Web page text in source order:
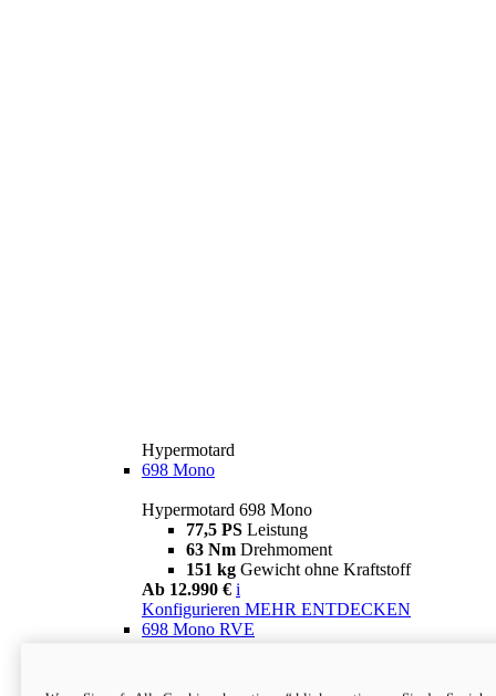
Hypermotard
698 Mono
Hypermotard 698 Mono
77,5 PS Leistung
63 Nm Drehmoment
151 kg Gewicht ohne Kraftstoff
Ab 12.990 € i
Konfigurieren MEHR ENTDECKEN
698 Mono RVE
77,5 PS
Leistung